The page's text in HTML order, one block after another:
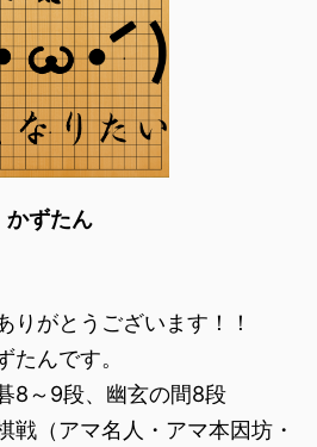
かずたん
りがとうございます！！
たんです。
8～9段、幽玄の間8段
戦（アマ名人・アマ本因坊・